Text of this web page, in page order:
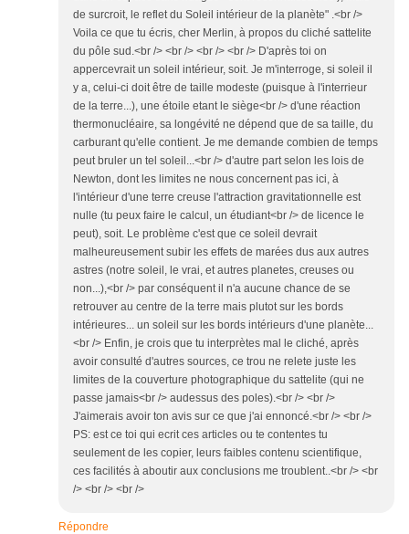
de surcroit, le reflet du Soleil intérieur de la planète" .<br />
Voila ce que tu écris, cher Merlin, à propos du cliché sattelite
du pôle sud.<br /> <br /> <br /> <br /> D'après toi on
appercevrait un soleil intérieur, soit. Je m'interroge, si soleil il
y a, celui-ci doit être de taille modeste (puisque à l'interrieur
de la terre...), une étoile etant le siège<br /> d'une réaction
thermonucléaire, sa longévité ne dépend que de sa taille, du
carburant qu'elle contient. Je me demande combien de temps
peut bruler un tel soleil...<br /> d'autre part selon les lois de
Newton, dont les limites ne nous concernent pas ici, à
l'intérieur d'une terre creuse l'attraction gravitationnelle est
nulle (tu peux faire le calcul, un étudiant<br /> de licence le
peut), soit. Le problème c'est que ce soleil devrait
malheureusement subir les effets de marées dus aux autres
astres (notre soleil, le vrai, et autres planetes, creuses ou
non...),<br /> par conséquent il n'a aucune chance de se
retrouver au centre de la terre mais plutot sur les bords
intérieures... un soleil sur les bords intérieurs d'une planète...
<br /> Enfin, je crois que tu interprètes mal le cliché, après
avoir consulté d'autres sources, ce trou ne relete juste les
limites de la couverture photographique du sattelite (qui ne
passe jamais<br /> audessus des poles).<br /> <br />
J'aimerais avoir ton avis sur ce que j'ai ennoncé.<br /> <br />
PS: est ce toi qui ecrit ces articles ou te contentes tu
seulement de les copier, leurs faibles contenu scientifique,
ces facilités à aboutir aux conclusions me troublent..<br /> <br
/> <br /> <br />
Répondre